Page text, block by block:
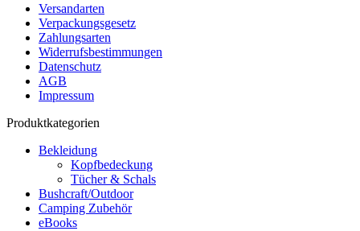
Versandarten
Verpackungsgesetz
Zahlungsarten
Widerrufsbestimmungen
Datenschutz
AGB
Impressum
Produktkategorien
Bekleidung
Kopfbedeckung
Tücher & Schals
Bushcraft/Outdoor
Camping Zubehör
eBooks